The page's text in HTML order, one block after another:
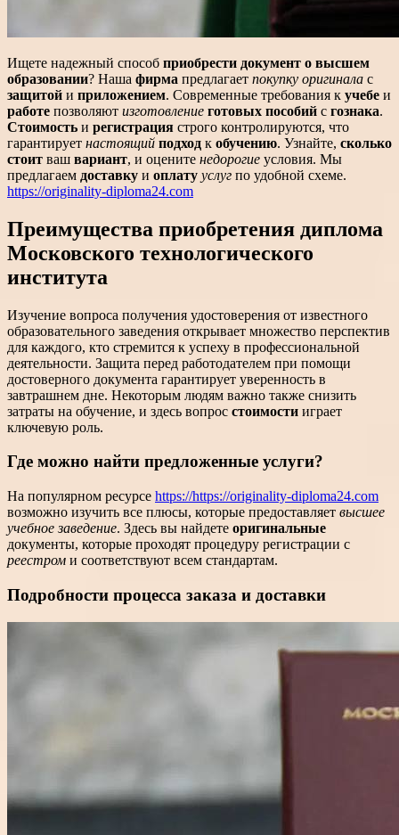
Ищете надежный способ приобрести документ о высшем
образовании? Наша фирма предлагает покупку оригинала с
защитой и приложением. Современные требования к учебе и
работе позволяют изготовление готовых пособий с гознака.
Стоимость и регистрация строго контролируются, что
гарантирует настоящий подход к обучению. Узнайте, сколько
стоит ваш вариант, и оцените недорогие условия. Мы
предлагаем доставку и оплату услуг по удобной схеме.
https://originality-diploma24.com
Преимущества приобретения диплома
Московского технологического
института
Изучение вопроса получения удостоверения от известного
образовательного заведения открывает множество перспектив
для каждого, кто стремится к успеху в профессиональной
деятельности. Защита перед работодателем при помощи
достоверного документа гарантирует уверенность в
завтрашнем дне. Некоторым людям важно также снизить
затраты на обучение, и здесь вопрос стоимости играет
ключевую роль.
Где можно найти предложенные услуги?
На популярном ресурсе https://https://originality-diploma24.com
возможно изучить все плюсы, которые предоставляет высшее
учебное заведение. Здесь вы найдете оригинальные
документы, которые проходят процедуру регистрации с
реестром и соответствуют всем стандартам.
Подробности процесса заказа и доставки